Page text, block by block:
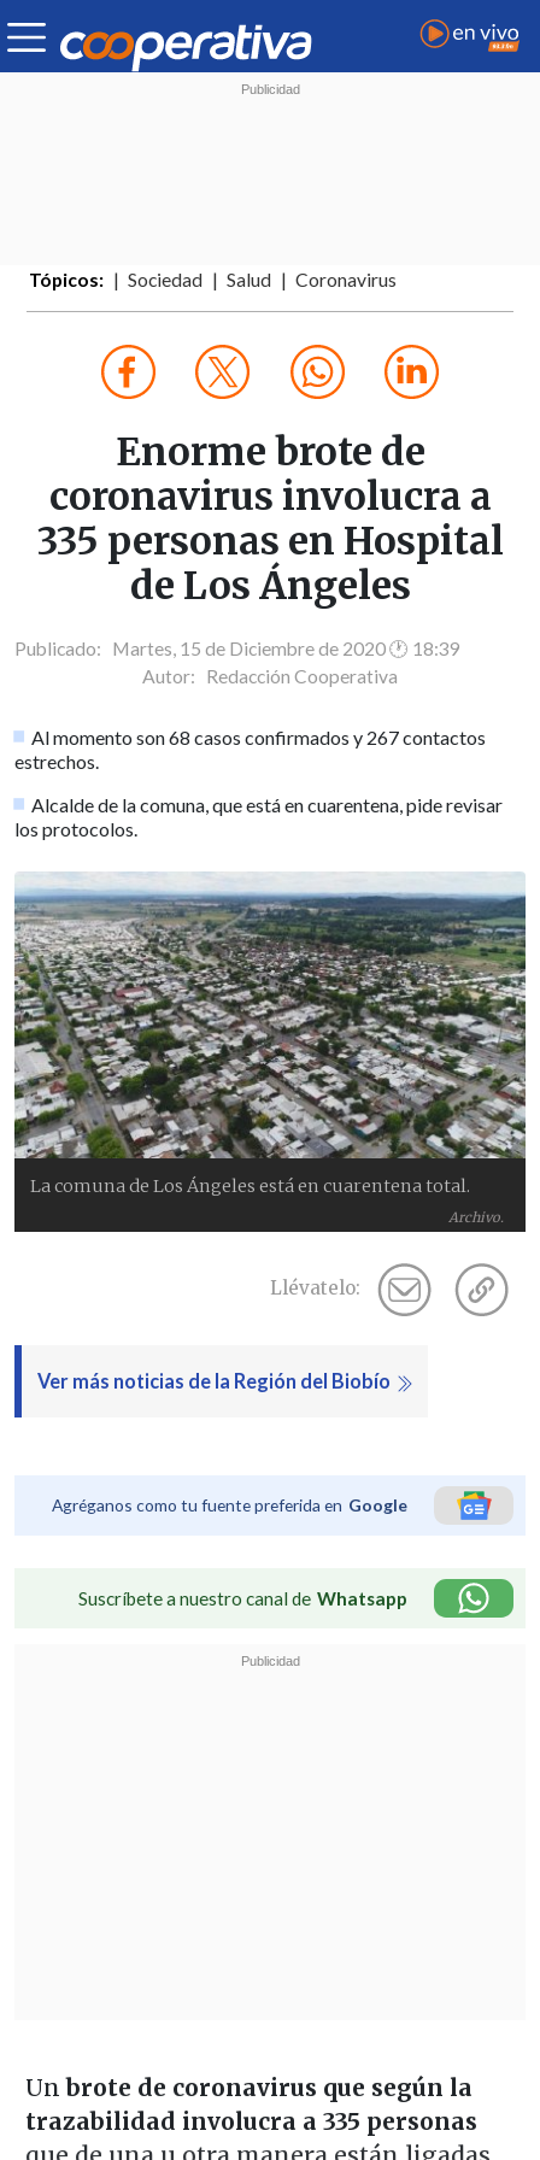
Tópicos: Sociedad Salud Coronavirus
Enorme brote de
coronavirus involucra a
335 personas en Hospital
de Los Ángeles
Publicado: Martes, 15 de Diciembre de 2020 🕐 18:39
Autor: Redacción Cooperativa
Al momento son 68 casos confirmados y 267 contactos
estrechos.
Alcalde de la comuna, que está en cuarentena, pide revisar
los protocolos.
Archivo.
La comuna de Los Ángeles está en cuarentena total.
Llévatelo:
Ver más noticias de la Región del Biobío
Agréganos como tu fuente preferida en Google
Suscríbete a nuestro canal de Whatsapp
Un brote de coronavirus que según la
trazabilidad involucra a 335 personas